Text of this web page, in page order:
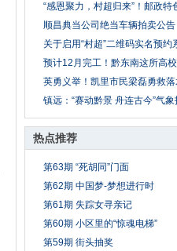
“感恩聚力，村超归来”！邮政特
顺昌典当公司绝当车辆拍卖公告
关于启用“村超”二维码实名预约
预计12月完工！黔东南这所高
英勇义举！凯里市民梁磊勇救
镇远：“赛动黔景 舟连古今”气
热点推荐
第63期 “死胡同”门面
第62期 中国梦-梦想进行时
第61期 失踪女寻亲记
第60期 小区里的“惊魂电梯”
第59期 街头抽奖